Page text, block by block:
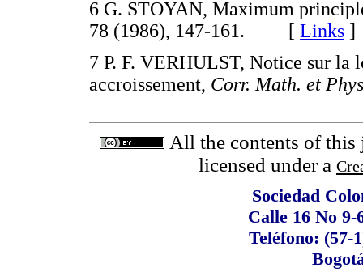
6 G. STOYAN, Maximum
78 (1986), 147-161. [ Links ]
7 P. F. VERHULST, Notice sur la
accroissement, Corr. Math. et
All the contents of this
licensed under a
Sociedad
Calle 16 No
Teléfono: (57-